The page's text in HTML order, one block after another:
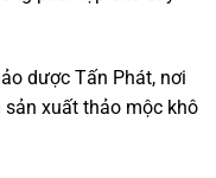
dược Tấn Phát, nơi
xuất thảo mộc khô